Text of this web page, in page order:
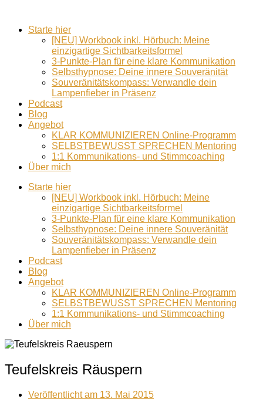
Starte hier
[NEU] Workbook inkl. Hörbuch: Meine
einzigartige Sichtbarkeitsformel
3-Punkte-Plan für eine klare Kommunikation
Selbsthypnose: Deine innere Souveränität
Souveränitätskompass: Verwandle dein
Lampenfieber in Präsenz
Podcast
Blog
Angebot
KLAR KOMMUNIZIEREN Online-Programm
SELBSTBEWUSST SPRECHEN Mentoring
1:1 Kommunikations- und Stimmcoaching
Über mich
Starte hier
[NEU] Workbook inkl. Hörbuch: Meine
einzigartige Sichtbarkeitsformel
3-Punkte-Plan für eine klare Kommunikation
Selbsthypnose: Deine innere Souveränität
Souveränitätskompass: Verwandle dein
Lampenfieber in Präsenz
Podcast
Blog
Angebot
KLAR KOMMUNIZIEREN Online-Programm
SELBSTBEWUSST SPRECHEN Mentoring
1:1 Kommunikations- und Stimmcoaching
Über mich
Teufelskreis Räuspern
Veröffentlicht am 13. Mai 2015